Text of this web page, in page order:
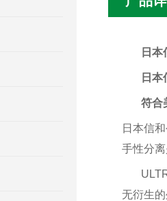
日
日
符合
日本信
手性分
无衍生